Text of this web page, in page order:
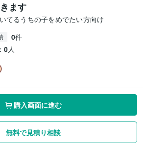
ます
てるうちの子をめでたい方向け
0件
0人
購入画面に進む
無料で見積り相談